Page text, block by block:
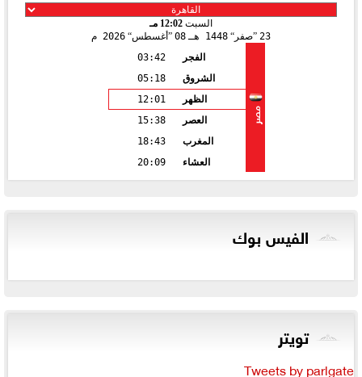
السبت 12:02 مـ
23 صفر 1448 هـ 08 أغسطس 2026 م
مصر
الفجر
03:42
الشروق
05:18
الظهر
12:01
العصر
15:38
المغرب
18:43
العشاء
20:09
الفيس بوك
تويتر
Tweets by parlgate